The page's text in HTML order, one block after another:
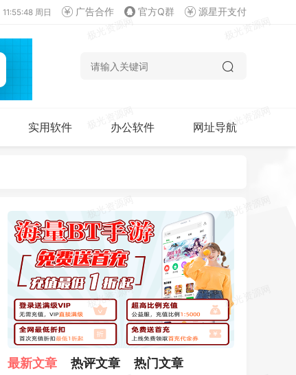
11:55:48 周日 广告合作 官方Q群 源星开支付
实用软件 办公软件 网址导航
最新文章 热评文章 热门文章